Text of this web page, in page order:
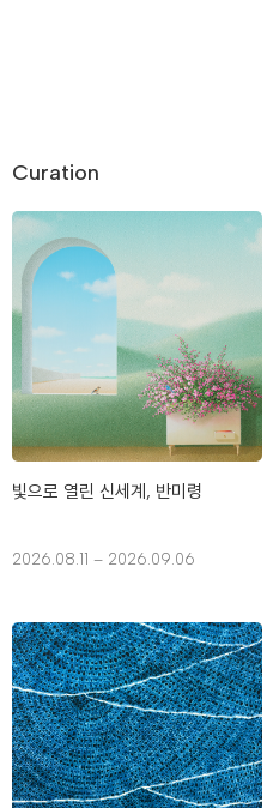
Curation
빛으로 열린 신세계, 반미령
2026.08.11 – 2026.09.06